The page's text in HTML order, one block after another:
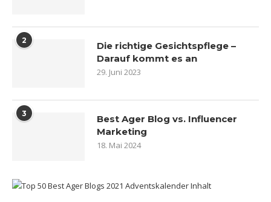
2
Die richtige Gesichtspflege –
Darauf kommt es an
29. Juni 2023
3
Best Ager Blog vs. Influencer
Marketing
18. Mai 2024